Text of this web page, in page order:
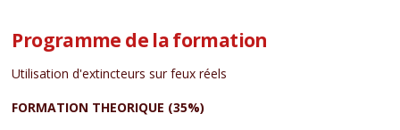
Programme de la formation
Utilisation d'extincteurs sur feux réels
FORMATION THEORIQUE (35%)